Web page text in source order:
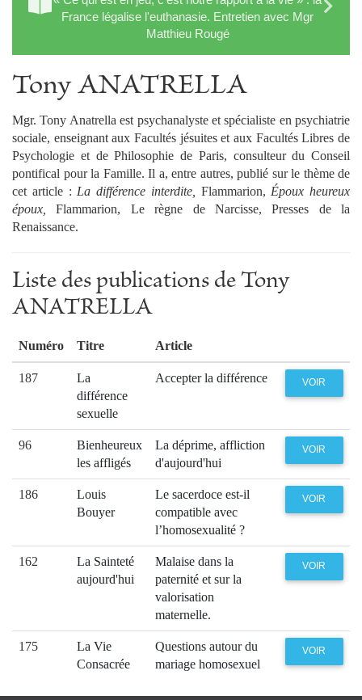
France légalise l'euthanasie. Entretien avec Mgr
Matthieu Rougé
Tony ANATRELLA
Mgr. Tony Anatrella est psychanalyste et spécialiste en psychiatrie
sociale, enseignant aux Facultés jésuites et aux Facultés Libres de
Psychologie et de Philosophie de Paris, consulteur du Conseil
pontifical pour la Famille. Il a, entre autres, publié sur le thème de
cet article : La différence interdite, Flammarion, Époux heureux
époux,
Flammarion, Le règne de Narcisse, Presses de la
Renaissance.
Liste des publications de Tony
ANATRELLA
Numéro Titre Article
187
La
différence
sexuelle
Accepter la différence VOIR
96
Bienheureux
les affligés
La déprime, affliction
d'aujourd'hui
VOIR
186
Louis
Bouyer
Le sacerdoce est-il
compatible avec
l’homosexualité ?
VOIR
162
La Sainteté
aujourd'hui
Malaise dans la
paternité et sur la
valorisation
maternelle.
VOIR
175
La Vie
Consacrée
Questions autour du
mariage homosexuel
VOIR